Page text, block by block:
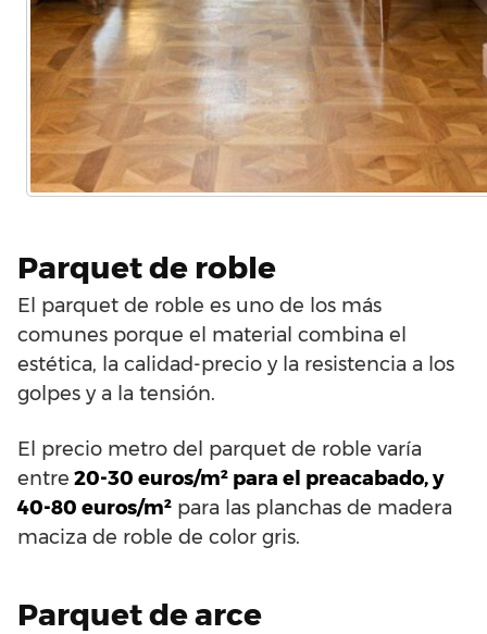
Parquet de roble
El parquet de roble es uno de los más
comunes porque el material combina el
estética, la calidad-precio y la resistencia a los
golpes y a la tensión.
El precio metro del parquet de roble varía
entre 20-30 euros/m² para el preacabado, y
40-80 euros/m² para las planchas de madera
maciza de roble de color gris.
Parquet de arce